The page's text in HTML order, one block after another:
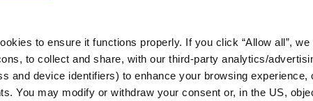
to ensure it functions properly. If you click “Allow all”,
to collect and share, with our third-party analytics/
and device identifiers) to enhance your browsing
You may modify or withdraw your consent or, in the US,